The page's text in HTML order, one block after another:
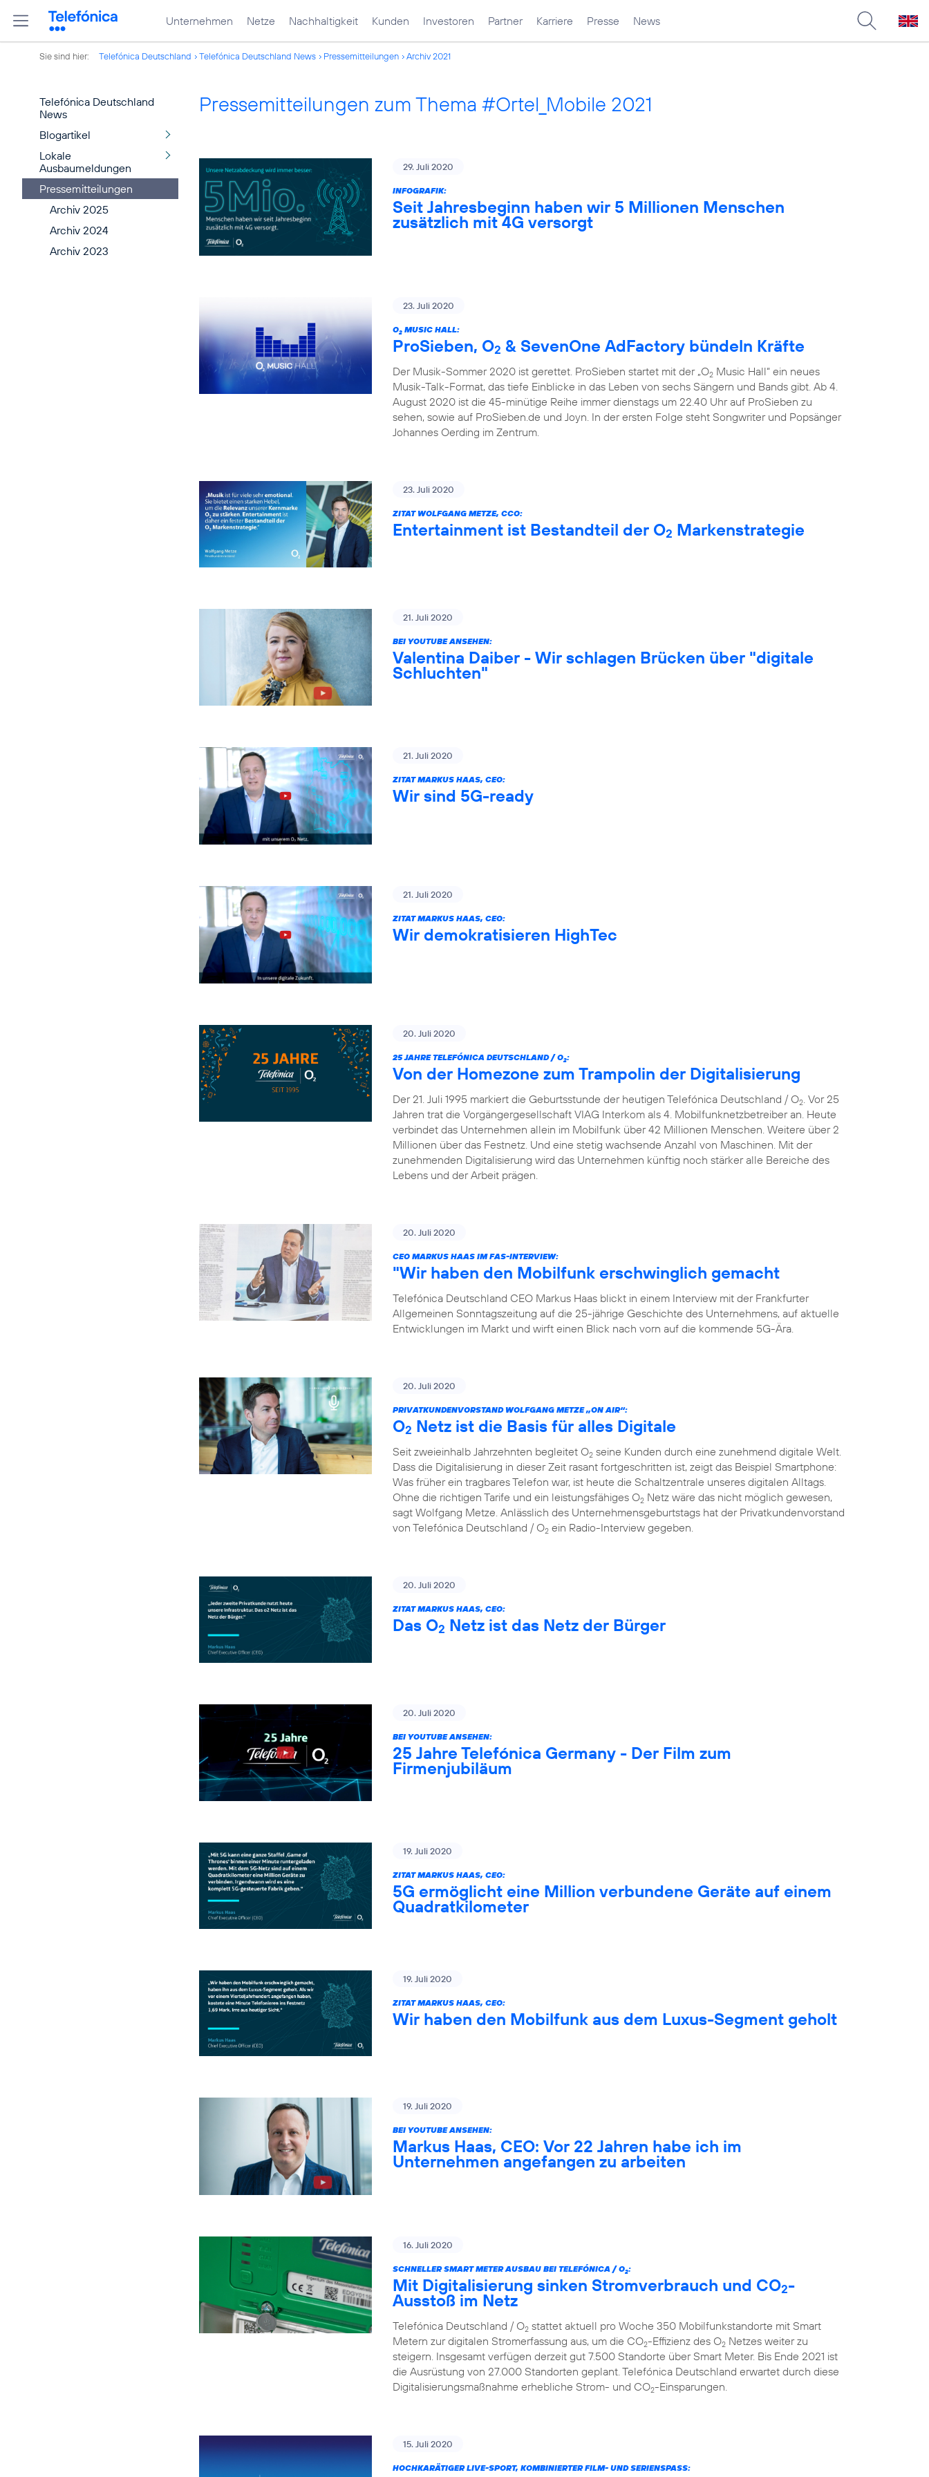
Unternehmen Netze Nachhaltigkeit Kunden Investoren Partner Karriere Presse News
Sie sind hier: Telefónica Deutschland Telefónica Deutschland News Pressemitteilungen Archiv 2021
Telefónica Deutschland
News
Blogartikel
Lokale
Ausbaumeldungen
Pressemitteilungen
Archiv 2025
Archiv 2024
Archiv 2023
Pressemitteilungen zum Thema #Ortel_Mobile 2021
29. Juli 2020
INFOGRAFIK:
Seit Jahresbeginn haben wir 5 Millionen Menschen
zusätzlich mit 4G versorgt
23. Juli 2020
O2 MUSIC HALL:
ProSieben, O2 & SevenOne AdFactory bündeln Kräfte
Der Musik-Sommer 2020 ist gerettet. ProSieben startet mit der „O2 Music Hall“ ein neues
Musik-Talk-Format, das tiefe Einblicke in das Leben von sechs Sängern und Bands gibt. Ab 4.
August 2020 ist die 45-minütige Reihe immer dienstags um 22.40 Uhr auf ProSieben zu
sehen, sowie auf ProSieben.de und Joyn. In der ersten Folge steht Songwriter und Popsänger
Johannes Oerding im Zentrum.
23. Juli 2020
ZITAT WOLFGANG METZE, CCO:
Entertainment ist Bestandteil der O2 Markenstrategie
21. Juli 2020
BEI YOUTUBE ANSEHEN:
Valentina Daiber - Wir schlagen Brücken über "digitale
Schluchten"
21. Juli 2020
ZITAT MARKUS HAAS, CEO:
Wir sind 5G-ready
21. Juli 2020
ZITAT MARKUS HAAS, CEO:
Wir demokratisieren HighTec
20. Juli 2020
25 JAHRE TELEFÓNICA DEUTSCHLAND / O2:
Von der Homezone zum Trampolin der Digitalisierung
Der 21. Juli 1995 markiert die Geburtsstunde der heutigen Telefónica Deutschland / O2 . Vor 25
Jahren trat die Vorgängergesellschaft VIAG Interkom als 4. Mobilfunknetzbetreiber an. Heute
verbindet das Unternehmen allein im Mobilfunk über 42 Millionen Menschen. Weitere über 2
Millionen über das Festnetz. Und eine stetig wachsende Anzahl von Maschinen. Mit der
zunehmenden Digitalisierung wird das Unternehmen künftig noch stärker alle Bereiche des
Lebens und der Arbeit prägen.
20. Juli 2020
CEO MARKUS HAAS IM FAS-INTERVIEW:
"Wir haben den Mobilfunk erschwinglich gemacht
Telefónica Deutschland CEO Markus Haas blickt in einem Interview mit der Frankfurter
Allgemeinen Sonntagszeitung auf die 25-jährige Geschichte des Unternehmens, auf aktuelle
Entwicklungen im Markt und wirft einen Blick nach vorn auf die kommende 5G-Ära.
20. Juli 2020
PRIVATKUNDENVORSTAND WOLFGANG METZE „ON AIR“:
O2 Netz ist die Basis für alles Digitale
Seit zweieinhalb Jahrzehnten begleitet O2 seine Kunden durch eine zunehmend digitale Welt.
Dass die Digitalisierung in dieser Zeit rasant fortgeschritten ist, zeigt das Beispiel Smartphone:
Was früher ein tragbares Telefon war, ist heute die Schaltzentrale unseres digitalen Alltags.
Ohne die richtigen Tarife und ein leistungsfähiges O2 Netz wäre das nicht möglich gewesen,
sagt Wolfgang Metze. Anlässlich des Unternehmensgeburtstags hat der Privatkundenvorstand
von Telefónica Deutschland / O2 ein Radio-Interview gegeben.
20. Juli 2020
ZITAT MARKUS HAAS, CEO:
Das O2 Netz ist das Netz der Bürger
20. Juli 2020
BEI YOUTUBE ANSEHEN:
25 Jahre Telefónica Germany - Der Film zum
Firmenjubiläum
19. Juli 2020
ZITAT MARKUS HAAS, CEO:
5G ermöglicht eine Million verbundene Geräte auf einem
Quadratkilometer
19. Juli 2020
ZITAT MARKUS HAAS, CEO:
Wir haben den Mobilfunk aus dem Luxus-Segment geholt
19. Juli 2020
BEI YOUTUBE ANSEHEN:
Markus Haas, CEO: Vor 22 Jahren habe ich im
Unternehmen angefangen zu arbeiten
16. Juli 2020
SCHNELLER SMART METER AUSBAU BEI TELEFÓNICA / O2:
Mit Digitalisierung sinken Stromverbrauch und CO2-
Ausstoß im Netz
Telefónica Deutschland / O2 stattet aktuell pro Woche 350 Mobilfunkstandorte mit Smart
Metern zur digitalen Stromerfassung aus, um die CO2-Effizienz des O2 Netzes weiter zu
steigern. Insgesamt verfügen derzeit gut 7.500 Standorte über Smart Meter. Bis Ende 2021 ist
die Ausrüstung von 27.000 Standorten geplant. Telefónica Deutschland erwartet durch diese
Digitalisierungsmaßnahme erhebliche Strom- und CO2-Einsparungen.
15. Juli 2020
HOCHKARÄTIGER LIVE-SPORT, KOMBINIERTER FILM- UND SERIENSPASS: